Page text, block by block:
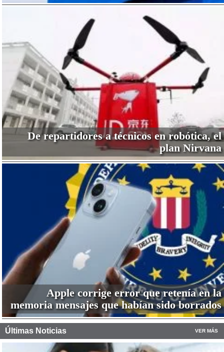
De repartidores a técnicos en robótica, el
plan Nirvana
Apple corrige error que retenía en la
memoria mensajes que habían sido borrados
Últimas Noticias VER MÁS